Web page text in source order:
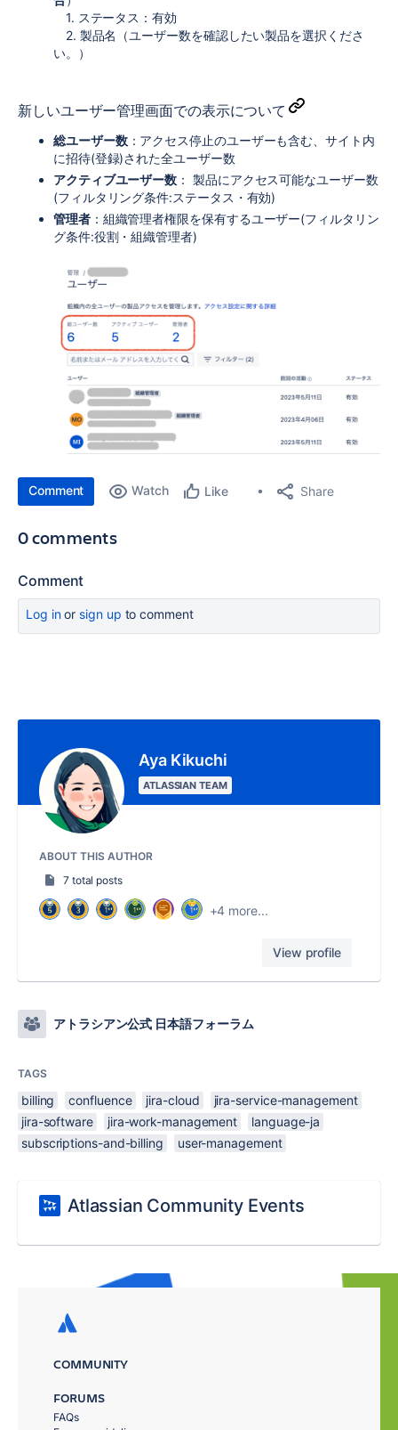
1. ステータス：有効
2. 製品名（ユーザー数を確認したい製品を選択くださ
い。）
新しいユーザー管理画面での表示について
総ユーザー数：アクセス停止のユーザーも含む、サイト内
に招待(登録)された全ユーザー数
アクティブユーザー数 ： 製品にアクセス可能なユーザー数
(フィルタリング条件:ステータス・有効)
管理者：組織管理者権限を保有するユーザー(フィルタリン
グ条件:役割・組織管理者)
Comment Watch Like Share
0 comments
Comment
Log inor sign up to comment
Aya Kikuchi
ATLASSIAN TEAM
ABOUT THIS AUTHOR
7 total posts
+4 more...
View profile
アトラシアン公式 日本語フォーラム
TAGS
billing confluence jira-cloud
jira-service-management
jira-software
jira-work-management
language-ja
subscriptions-and-billing
user-management
Atlassian Community Events
COMMUNITY
FORUMS
FAQs